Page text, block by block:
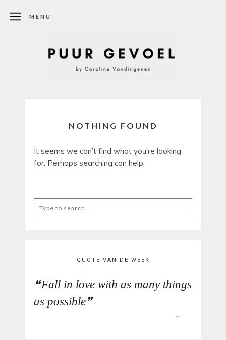
MENU
NOTHING FOUND
It seems we can’t find what you’re looking
for. Perhaps searching can help.
Search
for:
QUOTE VAN DE WEEK
Fall in love with as many things
as possible